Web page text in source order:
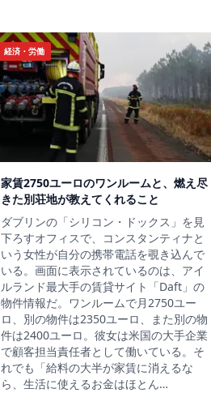
経済・労働
家賃2750ユーロのワンルームと、燃え尽
きた別荘地が教えてくれること
ダブリンの「シリコン・ドックス」を見
下ろすオフィスで、コンスタンティナと
いう女性が自分の携帯電話を覗き込んで
いる。画面に表示されているのは、アイ
ルランド最大手の賃貸サイト「Daft」の
物件情報だ。ワンルームで月2750ユー
ロ、別の物件は2350ユーロ、また別の物
件は2400ユーロ。彼女は米国の大手企業
で顧客担当責任者として働いている。そ
れでも「給料の大半が家賃に消えるな
ら、生活に使えるお金はほとん…